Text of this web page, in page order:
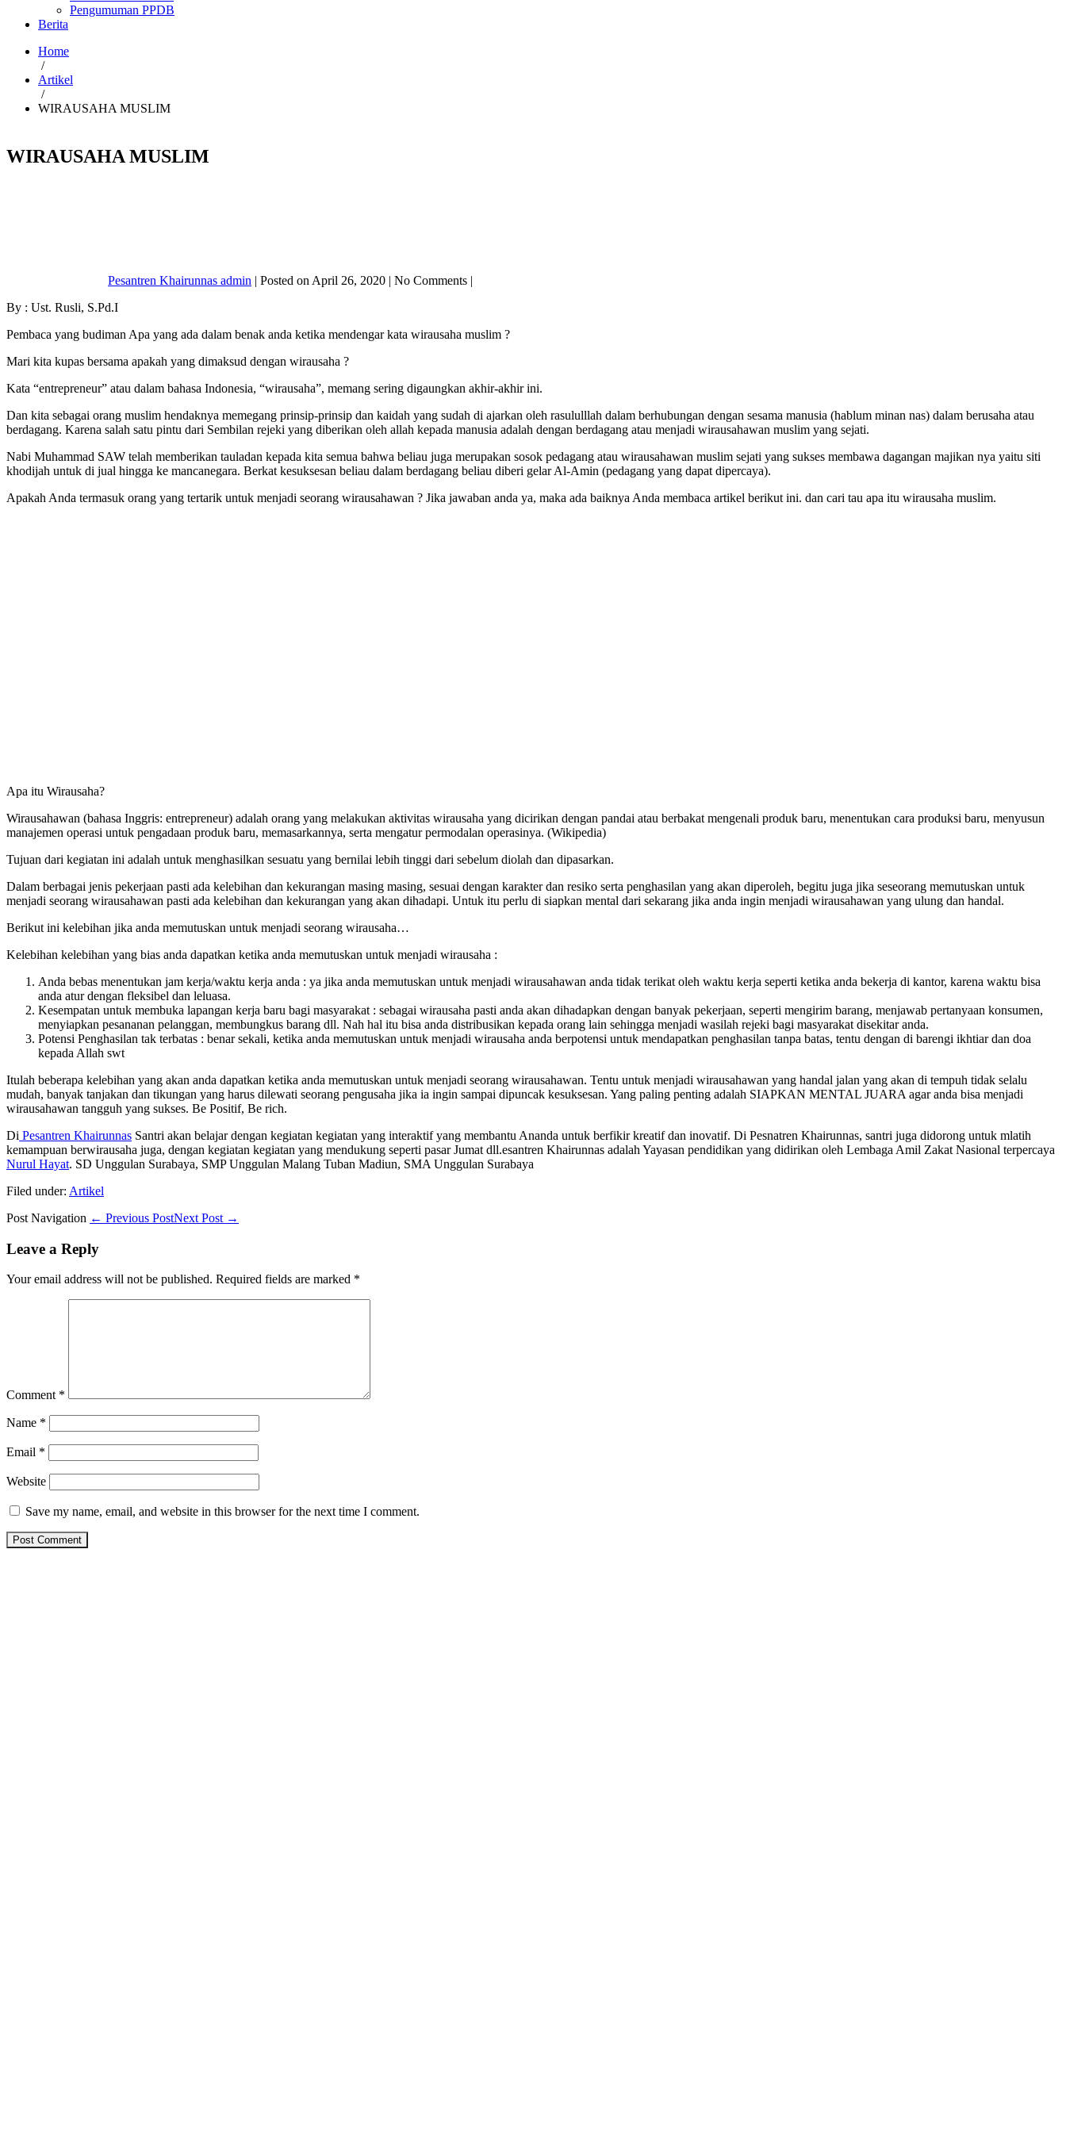
Pengumuman PPDB
Berita
Home
/
Artikel
/
WIRAUSAHA MUSLIM
WIRAUSAHA MUSLIM
Pesantren Khairunnas admin | Posted on April 26, 2020 | No Comments |
By : Ust. Rusli, S.Pd.I
Pembaca yang budiman Apa yang ada dalam benak anda ketika mendengar kata wirausaha muslim ?
Mari kita kupas bersama apakah yang dimaksud dengan wirausaha ?
Kata “entrepreneur” atau dalam bahasa Indonesia, “wirausaha”, memang sering digaungkan akhir-akhir ini.
Dan kita sebagai orang muslim hendaknya memegang prinsip-prinsip dan kaidah yang sudah di ajarkan oleh rasululllah dalam berhubungan dengan sesama manusia (hablum minan nas) dalam berusaha atau
berdagang. Karena salah satu pintu dari Sembilan rejeki yang diberikan oleh allah kepada manusia adalah dengan berdagang atau menjadi wirausahawan muslim yang sejati.
Nabi Muhammad SAW telah memberikan tauladan kepada kita semua bahwa beliau juga merupakan sosok pedagang atau wirausahawan muslim sejati yang sukses membawa dagangan majikan nya yaitu siti
khodijah untuk di jual hingga ke mancanegara. Berkat kesuksesan beliau dalam berdagang beliau diberi gelar Al-Amin (pedagang yang dapat dipercaya).
Apakah Anda termasuk orang yang tertarik untuk menjadi seorang wirausahawan ? Jika jawaban anda ya, maka ada baiknya Anda membaca artikel berikut ini. dan cari tau apa itu wirausaha muslim.
Apa itu Wirausaha?
Wirausahawan (bahasa Inggris: entrepreneur) adalah orang yang melakukan aktivitas wirausaha yang dicirikan dengan pandai atau berbakat mengenali produk baru, menentukan cara produksi baru, menyusun
manajemen operasi untuk pengadaan produk baru, memasarkannya, serta mengatur permodalan operasinya. (Wikipedia)
Tujuan dari kegiatan ini adalah untuk menghasilkan sesuatu yang bernilai lebih tinggi dari sebelum diolah dan dipasarkan.
Dalam berbagai jenis pekerjaan pasti ada kelebihan dan kekurangan masing masing, sesuai dengan karakter dan resiko serta penghasilan yang akan diperoleh, begitu juga jika seseorang memutuskan untuk
menjadi seorang wirausahawan pasti ada kelebihan dan kekurangan yang akan dihadapi. Untuk itu perlu di siapkan mental dari sekarang jika anda ingin menjadi wirausahawan yang ulung dan handal.
Berikut ini kelebihan jika anda memutuskan untuk menjadi seorang wirausaha…
Kelebihan kelebihan yang bias anda dapatkan ketika anda memutuskan untuk menjadi wirausaha :
Anda bebas menentukan jam kerja/waktu kerja anda : ya jika anda memutuskan untuk menjadi wirausahawan anda tidak terikat oleh waktu kerja seperti ketika anda bekerja di kantor, karena waktu bisa
anda atur dengan fleksibel dan leluasa.
Kesempatan untuk membuka lapangan kerja baru bagi masyarakat : sebagai wirausaha pasti anda akan dihadapkan dengan banyak pekerjaan, seperti mengirim barang, menjawab pertanyaan konsumen,
menyiapkan pesananan pelanggan, membungkus barang dll. Nah hal itu bisa anda distribusikan kepada orang lain sehingga menjadi wasilah rejeki bagi masyarakat disekitar anda.
Potensi Penghasilan tak terbatas : benar sekali, ketika anda memutuskan untuk menjadi wirausaha anda berpotensi untuk mendapatkan penghasilan tanpa batas, tentu dengan di barengi ikhtiar dan doa
kepada Allah swt
Itulah beberapa kelebihan yang akan anda dapatkan ketika anda memutuskan untuk menjadi seorang wirausahawan. Tentu untuk menjadi wirausahawan yang handal jalan yang akan di tempuh tidak selalu
mudah, banyak tanjakan dan tikungan yang harus dilewati seorang pengusaha jika ia ingin sampai dipuncak kesuksesan. Yang paling penting adalah SIAPKAN MENTAL JUARA agar anda bisa menjadi
wirausahawan tangguh yang sukses. Be Positif, Be rich.
Di Pesantren Khairunnas Santri akan belajar dengan kegiatan kegiatan yang interaktif yang membantu Ananda untuk berfikir kreatif dan inovatif. Di Pesnatren Khairunnas, santri juga didorong untuk mlatih
kemampuan berwirausaha juga, dengan kegiatan kegiatan yang mendukung seperti pasar Jumat dll.esantren Khairunnas adalah Yayasan pendidikan yang didirikan oleh Lembaga Amil Zakat Nasional terpercaya
Nurul Hayat. SD Unggulan Surabaya, SMP Unggulan Malang Tuban Madiun, SMA Unggulan Surabaya
Filed under: Artikel
Post Navigation ← Previous PostNext Post →
Leave a Reply
Your email address will not be published. Required fields are marked *
Comment *
Name *
Email *
Website
Save my name, email, and website in this browser for the next time I comment.